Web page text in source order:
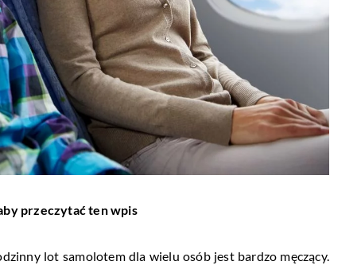
przeczytać ten wpis
lot samolotem dla wielu osób jest bardzo męczący.